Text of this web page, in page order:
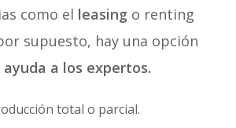
como el leasing o renting
supuesto, hay una opción
a los expertos.
total o parcial.